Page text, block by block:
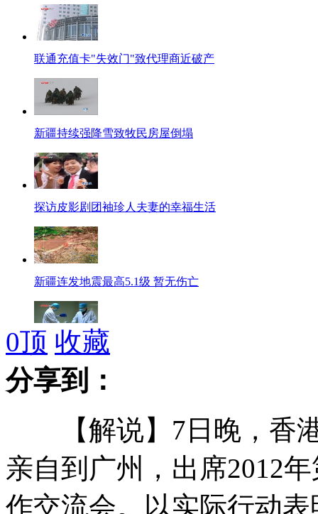
联通充值卡"失效门"致代理商近破产
新疆持续强降雪致牧民房屋倒塌
探访皮影剧团袖珍人夫妻的幸福生活
新疆连发地震最高5.1级 暂无伤亡
吉林精子库共900人捐精 学生占80%
富源矿难遇难者获赔99万 8官停职
福州学生街突发大火吞噬千家商铺
0顶 收藏
分享到：
【解说】7日晚，香港
亲自到广州，出席2012
作交流会。以实际行动